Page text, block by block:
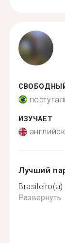
ИЗУЧАЕТ
Лучший
Развернуть